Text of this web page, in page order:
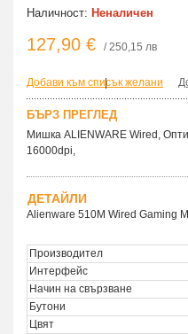
Наличност: Неналичен
127,90 € / 250,15 лв
Добави към списък желани
|
БЪРЗ ПРЕГЛЕД
Мишка ALIENWARE Wired,
16000dpi,
ДЕТАЙЛИ
Alienware 510M Wired Gaming
Производител
Интерфейс
Начин на свързване
Бутони
Цвят